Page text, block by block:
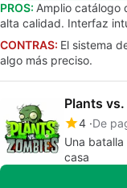
PROS: Amplio catálogo
alta calidad. Interfaz
CONTRAS: El sistema
algo más preciso.
Plants
4 De
Una
casa